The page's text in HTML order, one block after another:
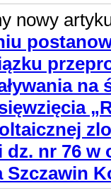
nowy
na
dz. nr 76 w
Szczawin